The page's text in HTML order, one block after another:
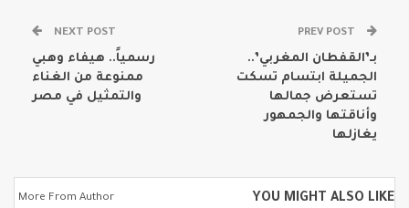
بـ’القفطان المغربي’..
الجميلة ابتسام تسكت
تستعرض جمالها
وأناقتها والجمهور
يغازلها
NEXT POST
رسمياً.. هيفاء وهبي
ممنوعة من الغناء
والتمثيل في مصر
YOU MIGHT ALSO LIKE
More From Author